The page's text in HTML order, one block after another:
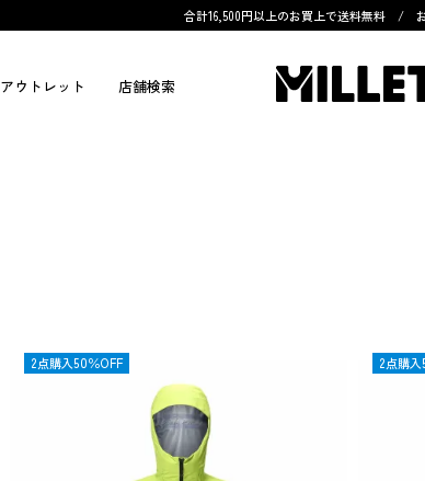
合計16,500円以上のお買上で送料無料 /
アウトレット 店舗検索
OUTLET
2点購入50％OFF 2点購